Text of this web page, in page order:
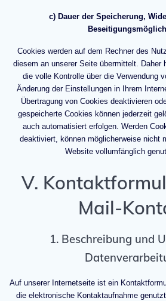
c) Dauer der Speicherung,
Cookies werden auf dem Rechner des
diesem an unserer Seite übermittelt. Daher
die volle Kontrolle über die Verwendung
Änderung der Einstellungen in Ihrem
Übertragung von Cookies deaktivieren
gespeicherte Cookies können jederzeit
auch automatisiert erfolgen. Werden
deaktiviert, können möglicherweise nicht
Website vollumfänglich
V.
Mail-
1. Beschreibung und
Auf unserer Internetseite ist ein
die elektronische Kontaktaufnahme